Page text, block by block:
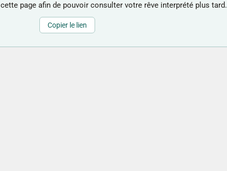
page afin de pouvoir consulter votre rêve interprété plus tard.
Copier le lien